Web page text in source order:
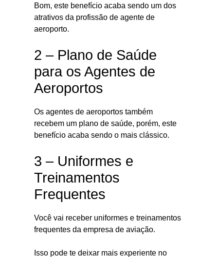
Bom, este benefício acaba sendo um dos
atrativos da profissão de agente de
aeroporto.
2 – Plano de Saúde
para os Agentes de
Aeroportos
Os agentes de aeroportos também
recebem um plano de saúde, porém, este
benefício acaba sendo o mais clássico.
3 – Uniformes e
Treinamentos
Frequentes
Você vai receber uniformes e treinamentos
frequentes da empresa de aviação.
Isso pode te deixar mais experiente no